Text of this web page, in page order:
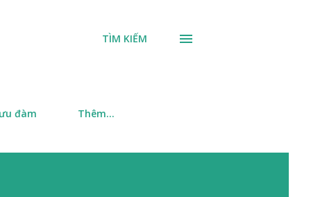
TÌM KIẾM
đàm Thêm…